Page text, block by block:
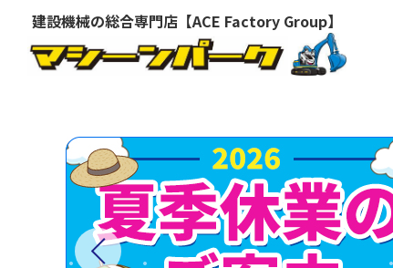
建設機械の総合専門店【ACE Factory Group】